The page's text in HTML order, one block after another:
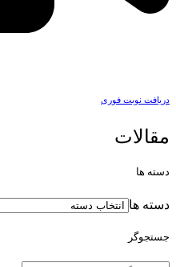
دریافت نوبت فوری
مقالات
دسته ها
دسته ها
جستجوگر